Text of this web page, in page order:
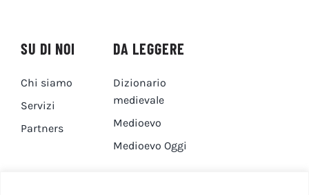
SU DI NOI
Chi siamo
Servizi
Partners
DA LEGGERE
Dizionario
medievale
Medioevo
Medioevo Oggi